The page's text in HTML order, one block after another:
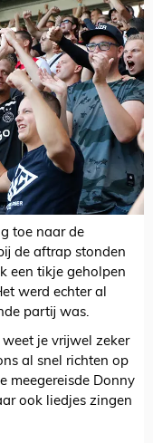
toe naar de
de aftrap stonden
een tikje geholpen
werd echter al
partij was.
je vrijwel zeker
al snel richten op
meegereisde Donny
ook liedjes zingen